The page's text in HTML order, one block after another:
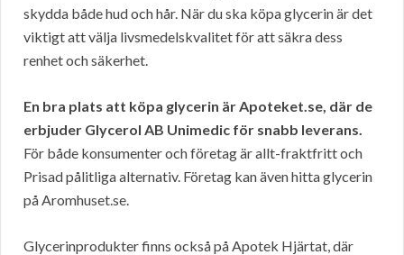
skydda både hud och hår. När du ska köpa glycerin är det
viktigt att välja livsmedelskvalitet för att säkra dess
renhet och säkerhet.
En bra plats att köpa glycerin är Apoteket.se, där de
erbjuder Glycerol AB Unimedic för snabb leverans.
För både konsumenter och företag är allt-fraktfritt och
Prisad pålitliga alternativ. Företag kan även hitta glycerin
på Aromhuset.se.
Glycerinprodukter finns också på Apotek Hjärtat, där